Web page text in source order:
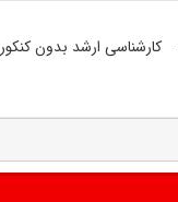
کارشناسی ارشد بدون کنکور